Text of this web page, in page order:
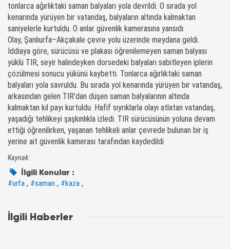
tonlarca ağırlıktaki saman balyaları yola devrildi. O sırada yol
kenarında yürüyen bir vatandaş, balyaların altında kalmaktan
saniyelerle kurtuldu. O anlar güvenlik kamerasına yansıdı.
Olay, Şanlıurfa–Akçakale çevre yolu üzerinde meydana geldi.
İddiaya göre, sürücüsü ve plakası öğrenilemeyen saman balyası
yüklü TIR, seyir halindeyken dorsedeki balyaları sabitleyen iplerin
çözülmesi sonucu yükünü kaybetti. Tonlarca ağırlıktaki saman
balyaları yola savruldu. Bu sırada yol kenarında yürüyen bir vatandaş,
arkasından gelen TIR’dan düşen saman balyalarının altında
kalmaktan kıl payı kurtuldu. Hafif sıyrıklarla olayı atlatan vatandaş,
yaşadığı tehlikeyi şaşkınlıkla izledi. TIR sürücüsünün yoluna devam
ettiği öğrenilirken, yaşanan tehlikeli anlar çevrede bulunan bir iş
yerine ait güvenlik kamerası tarafından kaydedildi
Kaynak:
İlgili Konular :
#urfa , #saman , #kaza ,
İlgili Haberler